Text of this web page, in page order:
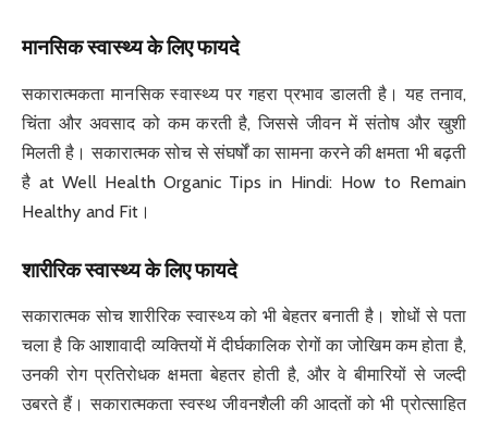
मानसिक स्वास्थ्य के लिए फायदे
सकारात्मकता मानसिक स्वास्थ्य पर गहरा प्रभाव डालती है। यह तनाव,
चिंता और अवसाद को कम करती है, जिससे जीवन में संतोष और खुशी
मिलती है। सकारात्मक सोच से संघर्षों का सामना करने की क्षमता भी बढ़ती
है at Well Health Organic Tips in Hindi: How to Remain
Healthy and Fit।
शारीरिक स्वास्थ्य के लिए फायदे
सकारात्मक सोच शारीरिक स्वास्थ्य को भी बेहतर बनाती है। शोधों से पता
चला है कि आशावादी व्यक्तियों में दीर्घकालिक रोगों का जोखिम कम होता है,
उनकी रोग प्रतिरोधक क्षमता बेहतर होती है, और वे बीमारियों से जल्दी
उबरते हैं। सकारात्मकता स्वस्थ जीवनशैली की आदतों को भी प्रोत्साहित